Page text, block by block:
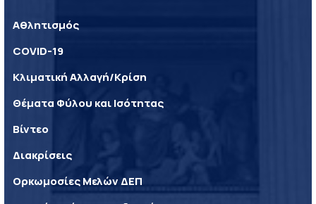
Αθλητισμός
COVID-19
Κλιματική Αλλαγή/Κρίση
Θέματα Φύλου και Ισότητας
Βίντεο
Διακρίσεις
Ορκωμοσίες Μελών ΔΕΠ